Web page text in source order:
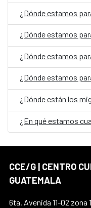
¿Dónde estamos
¿Dónde estamos
¿Dónde estamos
¿Dónde estamos
¿Dónde están los
CCE/G | CENTRO
GUATEMALA
6ta. Avenida 11-02